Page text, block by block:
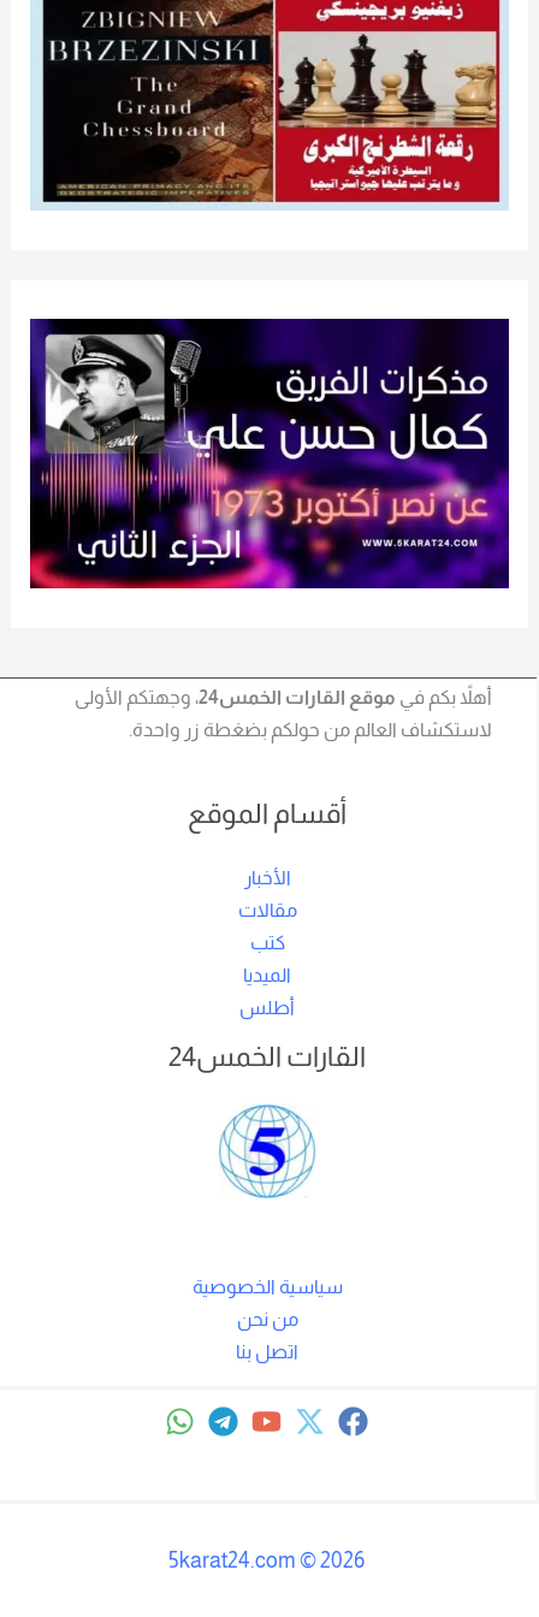
أهلاً بكم في موقع القارات الخمس24
، وجهتكم الأولى
لاستكشاف العالم من حولكم بضغطة زر واحدة.
أقسام الموقع
الأخبار
مقالات
كتب
الميديا
أطلس
القارات الخمس24
سياسية الخصوصية
من نحن
اتصل بنا
©
5karat24.com